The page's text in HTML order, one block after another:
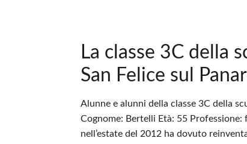
La classe 3C della
San Felice sul
Alunne e alunni della classe 3C della
Cognome: Bertelli Età: 55
nell’estate del 2012 ha dovuto